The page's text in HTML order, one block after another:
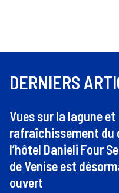
DERNIERS
Vues sur la lagune et
rafraîchissement du
l’hôtel Danieli Four
de Venise est
ouvert